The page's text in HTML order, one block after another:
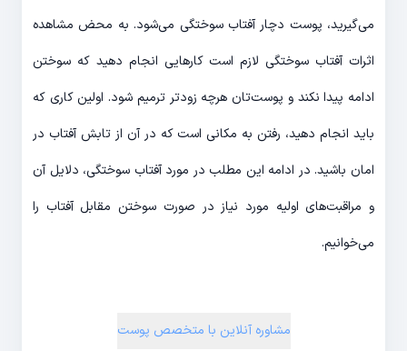
می‌گیرید، پوست دچار آفتاب سوختگی می‌شود. به محض مشاهده
اثرات آفتاب سوختگی لازم است کارهایی انجام دهید که سوختن
ادامه پیدا نکند و پوست‌تان هرچه زودتر ترمیم شود. اولین کاری که
باید انجام دهید، رفتن به مکانی است که در آن از تابش آفتاب در
امان باشید. در ادامه این مطلب در مورد آفتاب سوختگی، دلایل آن
و مراقبت‌های اولیه مورد نیاز در صورت سوختن مقابل آفتاب را
می‌خوانیم.
مشاوره آنلاین با متخصص پوست